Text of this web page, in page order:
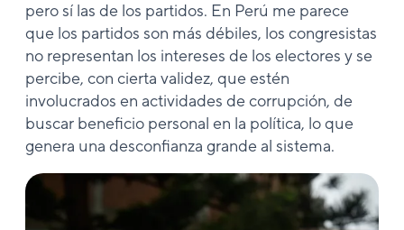
pero sí las de los partidos. En Perú me parece
que los partidos son más débiles, los congresistas
no representan los intereses de los electores y se
percibe, con cierta validez, que estén
involucrados en actividades de corrupción, de
buscar beneficio personal en la política, lo que
genera una desconfianza grande al sistema.